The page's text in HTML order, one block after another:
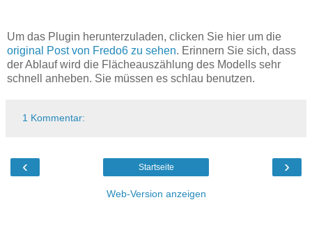
Um das Plugin herunterzuladen, clicken Sie hier um die
original Post von Fredo6 zu sehen. Erinnern Sie sich, dass
der Ablauf wird die Flächeauszählung des Modells sehr
schnell anheben. Sie müssen es schlau benutzen.
1 Kommentar:
‹ ›
Startseite
Web-Version anzeigen